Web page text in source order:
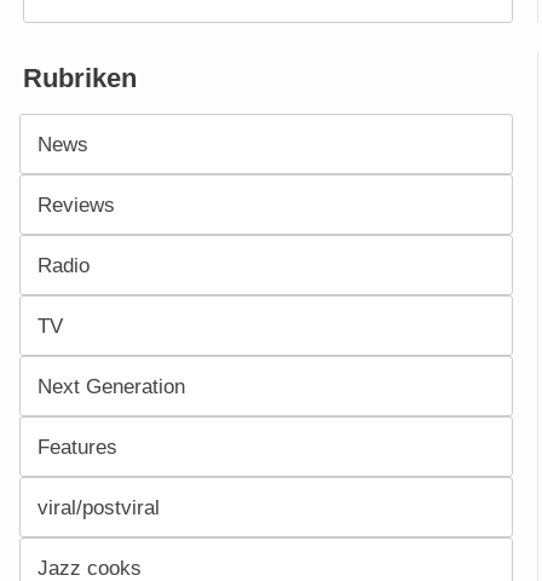
Rubriken
News
Reviews
Radio
TV
Next Generation
Features
viral/postviral
Jazz cooks